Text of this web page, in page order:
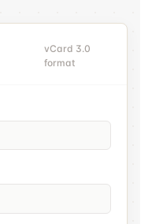
vCard 3.0
format